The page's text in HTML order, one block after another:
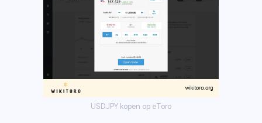
USDJPY kopen op eToro